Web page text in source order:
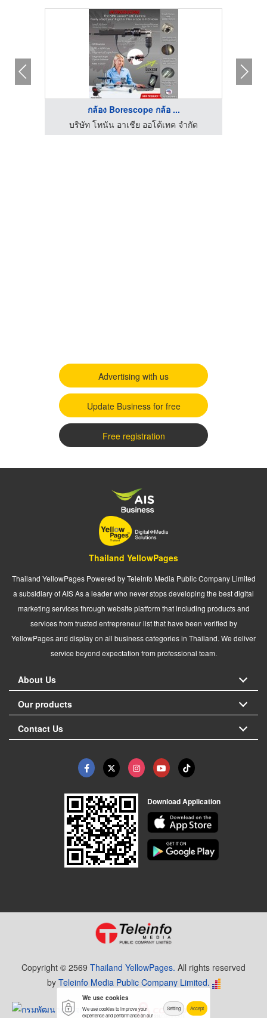
กล้อง Borescope กล้อ ...
บริษัท โทนัน อาเชีย ออโต้เทค จำกัด
Advertising with us
Update Business for free
Free registration
Thailand YellowPages
Thailand YellowPages Powered by Teleinfo Media Public Company Limited
a subsidiary of AIS As a leader who never stops developing the best digital
marketing services through website platform that including products and
services from trusted entrepreneur list that have been verified by
YellowPages and display on all business categories in Thailand. We deliver
service beyond expectation from professional team.
About Us
Our products
Contact Us
Download Application
Copyright © 2569 Thailand YellowPages. All rights reserved
by Teleinfo Media Public Company Limited.
We use cookies
We use cookies to improve your
experience and performance on our
Setting Accept